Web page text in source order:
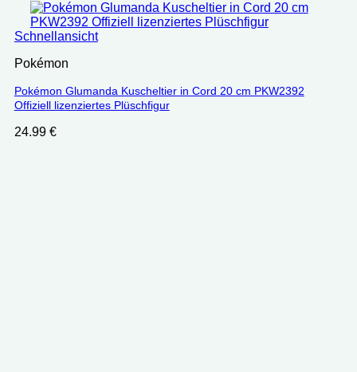
Schnellansicht
Pokémon
Pokémon Glumanda Kuscheltier in Cord 20 cm PKW2392
Offiziell lizenziertes Plüschfigur
24.99 €